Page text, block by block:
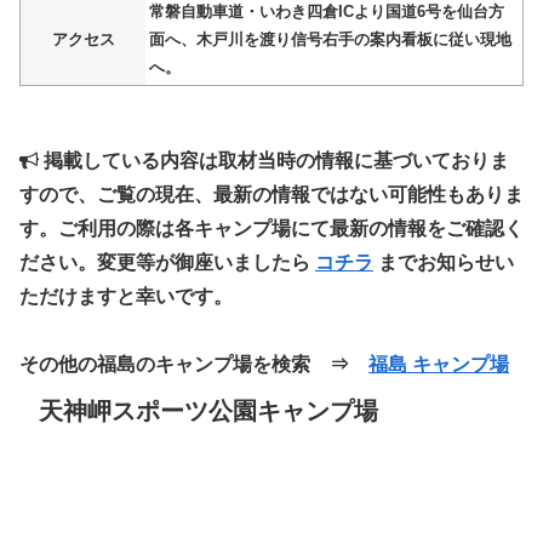
アクセス
常磐自動車道・いわき四倉ICより国道6号を仙台方
面へ、木戸川を渡り信号右手の案内看板に従い現地
へ。
掲載している内容は取材当時の情報に基づいておりま
すので、ご覧の現在、最新の情報ではない可能性もありま
す。ご利用の際は各キャンプ場にて最新の情報をご確認く
ださい。変更等が御座いましたら コチラ までお知らせい
ただけますと幸いです。
その他の福島のキャンプ場を検索 ⇒ 福島 キャンプ場
天神岬スポーツ公園キャンプ場